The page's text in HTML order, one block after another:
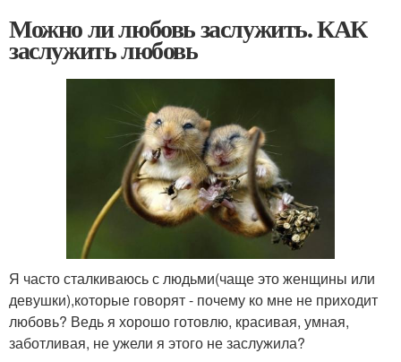
Можно ли любовь заслужить. КАК
заслужить любовь
Я часто сталкиваюсь с людьми(чаще это женщины или
девушки),которые говорят - почему ко мне не приходит
любовь? Ведь я хорошо готовлю, красивая, умная,
заботливая, не ужели я этого не заслужила?